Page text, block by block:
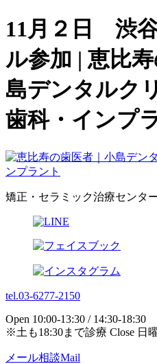
11月２日 渋
ル参加 | 恵比
島デンタルク
歯科・インプ
矯正・セラミック治療センタ
tel.03-6277-2150
Open 10:00-13:30 / 14:30-18:30
※土も18:30まで診療 Close 日
メール相談Mail